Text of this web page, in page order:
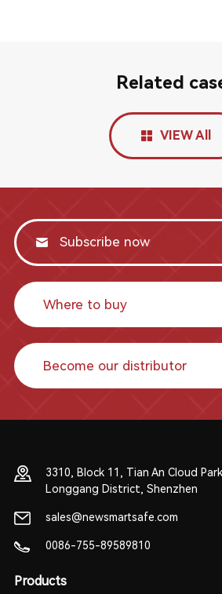
Related
VIEW All
Where to buy
Become our distributor
3310, Block 11, Tian An Cloud
Longgang District, Shenzhen
sales@newsmartsafe.com
0086-755-89589810
Products